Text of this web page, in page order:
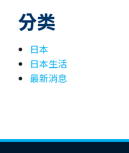
分类
日本
日本生活
最新消息